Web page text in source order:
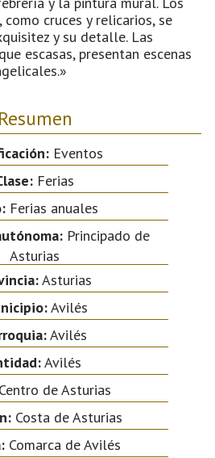
cruces y relicarios, se
y su detalle. Las
escasas, presentan escenas
Resumen
Eventos
Ferias
Ferias anuales
Principado de
Asturias
Asturias
Avilés
Avilés
Avilés
de Asturias
Costa de Asturias
Comarca de Avilés